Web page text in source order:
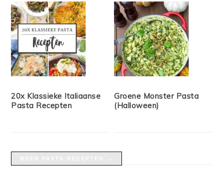
20x Klassieke Italiaanse
Pasta Recepten
Groene Monster Pasta
(Halloween)